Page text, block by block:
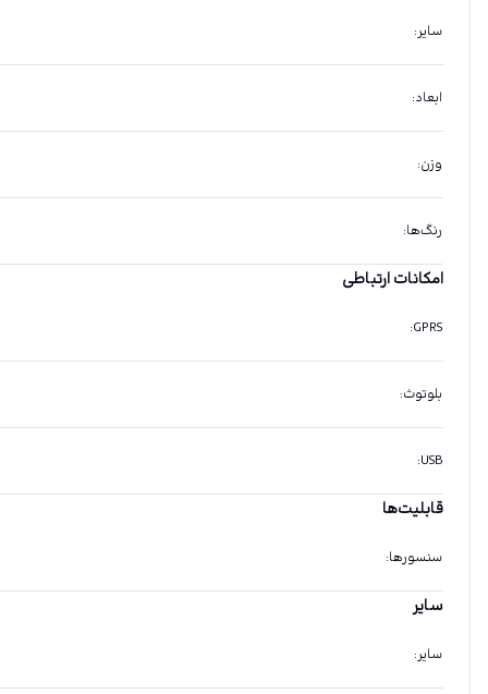
سایر:
ابعاد:
وزن:
رنگ‌ها:
امکانات ارتباطی
GPRS
:
بلوتوث:
USB
:
قابلیت‌ها
سنسورها:
سایر
سایر: